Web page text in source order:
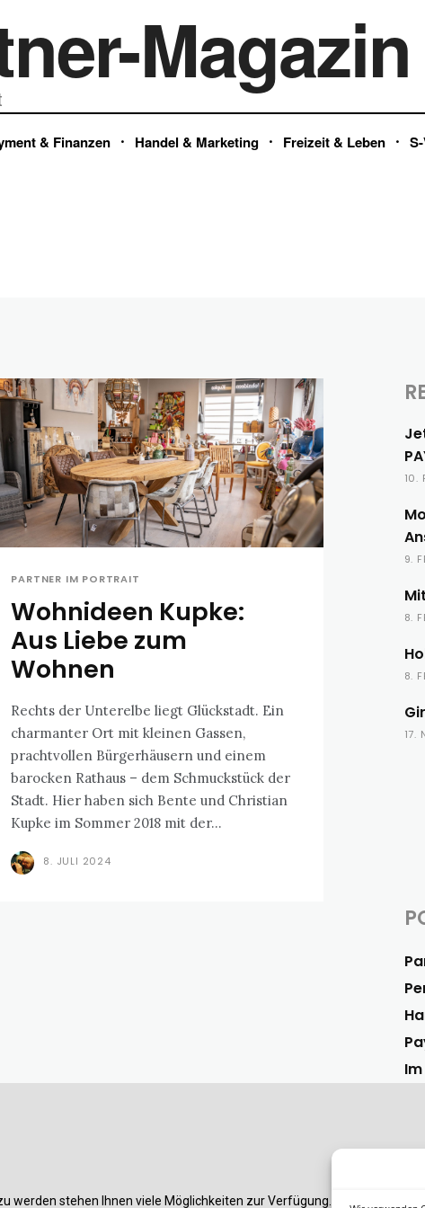
Magazin
& Finanzen Handel & Marketing Freizeit & Leben
PARTNER IM PORTRAIT
Wohnideen Kupke:
Aus Liebe zum
Wohnen
Rechts der Unterelbe liegt Glückstadt. Ein
charmanter Ort mit kleinen Gassen,
prachtvollen Bürgerhäusern und einem
barocken Rathaus – dem Schmuckstück der
Stadt. Hier haben sich Bente und Christian
Kupke im Sommer 2018 mit der...
8. JULI 2024
10.
9.
8.
8.
17.
werden stehen Ihnen viele Möglichkeiten zur Verfügung. Am einfachsten